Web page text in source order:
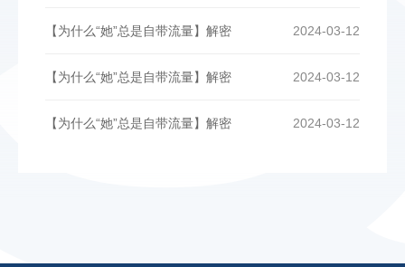
2024-03-12
【为什么“她”总是自带流量】解密
2024-03-12
【为什么“她”总是自带流量】解密
2024-03-12
【为什么“她”总是自带流量】解密